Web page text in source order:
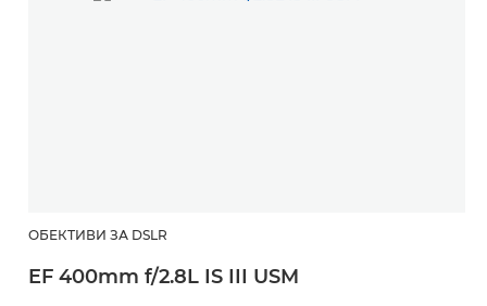
ОБЕКТИВИ ЗА DSLR
EF 400mm f/2.8L IS III USM